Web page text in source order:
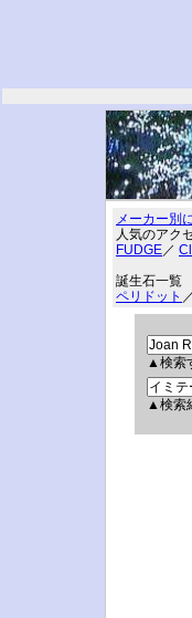
メーカー別
人気のア
FUDGE／
誕生石一
ペリドット ／
▲検索
▲検索